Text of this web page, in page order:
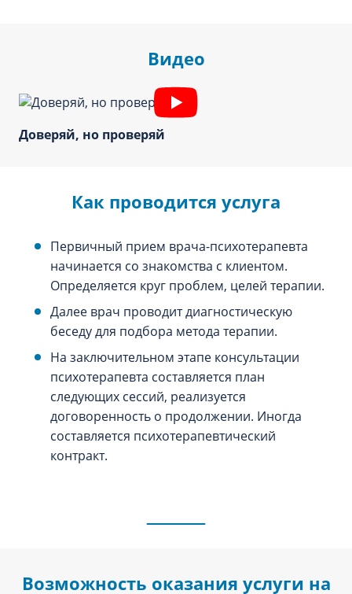
Видео
Доверяй, но проверяй
Как проводится услуга
Первичный прием врача-психотерапевта
начинается со знакомства с клиентом.
Определяется круг проблем, целей терапии.
Далее врач проводит диагностическую
беседу для подбора метода терапии.
На заключительном этапе консультации
психотерапевта составляется план
следующих сессий, реализуется
договоренность о продолжении. Иногда
составляется психотерапевтический
контракт.
Возможность оказания услуги на